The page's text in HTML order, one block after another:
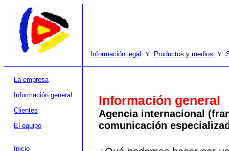
Información legal Ÿ Productos y medios Ÿ
La empresa
Información general
Clientes
El equipo
Inicio
Información general
Agencia internacional
comunicación